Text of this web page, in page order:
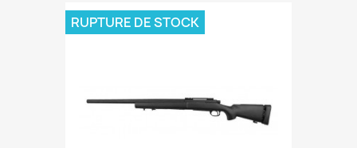
RUPTURE DE STOCK